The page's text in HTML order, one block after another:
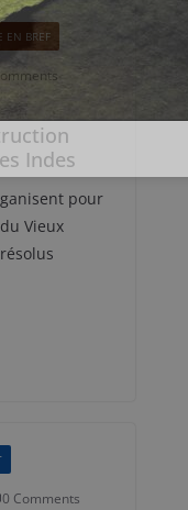
EN BREF
Indes
pour
Vieux
0 Comments